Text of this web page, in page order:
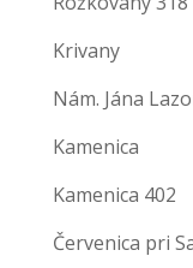
Krivany
Nám. Jána
Kamenica
Kamenica 402
Červenica pri